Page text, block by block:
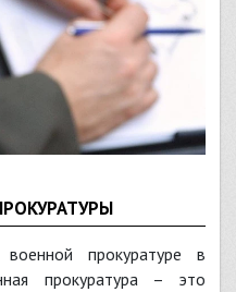
прокуратуре в
прокуратура – это